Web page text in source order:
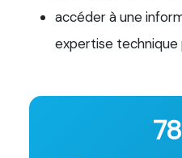
accéder à une
expertise technique